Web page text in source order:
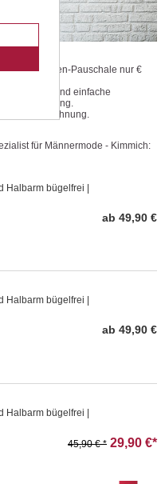
Versandkosten-Pauschale nur €
Kostenlose und einfache
Retoursendung.
Kauf auf Rechnung.
für Männermode - Kimmich:
Halbarm bügelfrei |
ab 49,90 €
Halbarm bügelfrei |
ab 49,90 €
Halbarm bügelfrei |
45,90 € * 29,90 €*